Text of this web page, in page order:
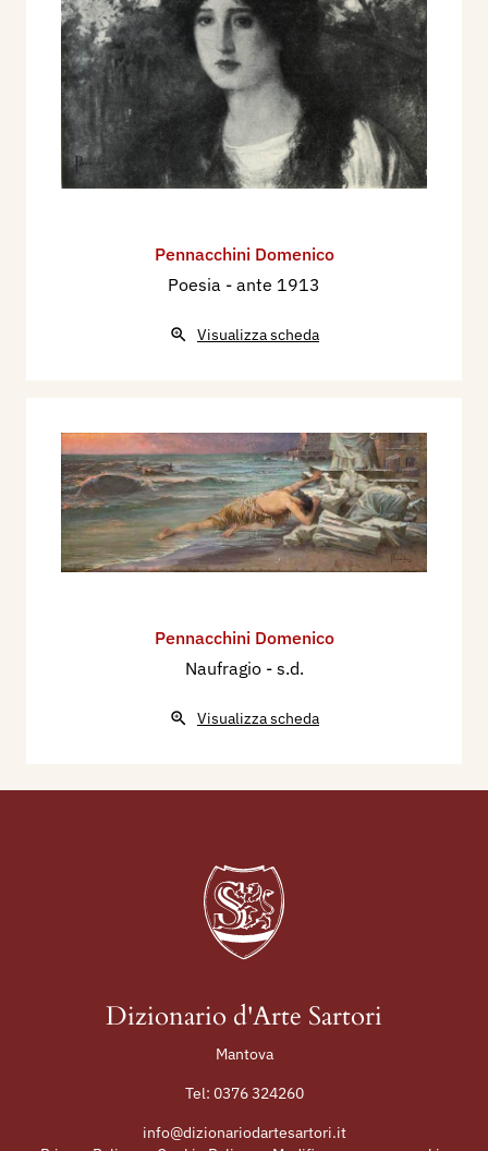
Pennacchini Domenico
Poesia - ante 1913
Visualizza scheda
Pennacchini Domenico
Naufragio - s.d.
Visualizza scheda
Dizionario d'Arte Sartori
Mantova
Tel: 0376 324260
info@dizionariodartesartori.it